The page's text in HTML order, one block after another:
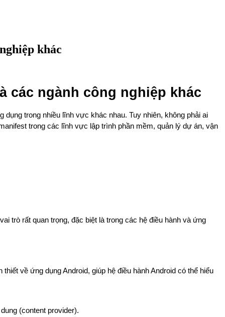
khác
các ngành công nghiệp khác
dụng trong nhiều lĩnh vực khác nhau. Tuy nhiên, không phải ai
trong các lĩnh vực lập trình phần mềm, quản lý dự án, vận
trò rất quan trọng, đặc biệt là trong các hệ điều hành và ứng
về ứng dụng Android, giúp hệ điều hành Android có thể hiểu
(content provider).